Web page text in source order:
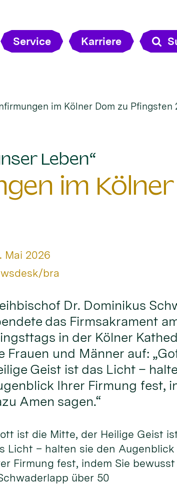
Service Karriere
im Kölner Dom zu Pfingsten
Leben“
im
Mai 2026
bra
Dr. Dominikus
das Firmsakrament
in der Kölner
Frauen und Männer auf:
Geist ist das Licht –
Ihrer Firmung fest,
Amen sagen.“
ist die Mitte, der Heilige Geist
Licht – halten sie den Augenblick
Firmung fest, indem Sie bewusst
über 50